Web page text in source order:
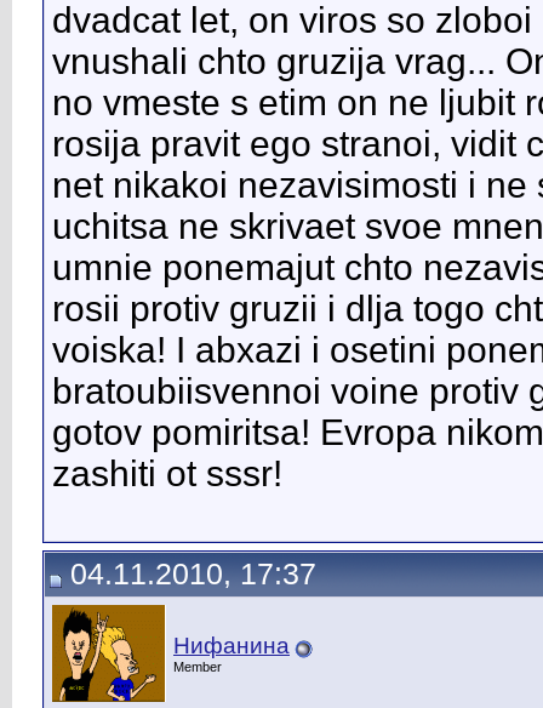
dvadcat let, on viros so
vnushali chto gruzija vrag...
no vmeste s etim on ne ljubit
rosija pravit ego stranoi, vidit
net nikakoi nezavisimosti i
uchitsa ne skrivaet svoe
umnie ponemajut chto
rosii protiv gruzii i dlja togo
voiska! I abxazi i osetini
bratoubiisvennoi voine protiv
gotov pomiritsa! Evropa
zashiti ot sssr!
04.11.2010, 17:37
Нифанина
Member